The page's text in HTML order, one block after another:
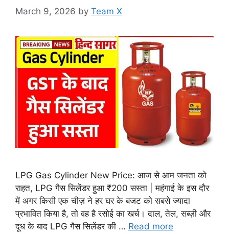
March 9, 2026 by Team X
LPG Gas Cylinder New Price: आज से आम जनता को
राहत, LPG गैस सिलेंडर हुआ ₹200 सस्ता | महंगाई के इस दौर
में अगर किसी एक चीज़ ने हर घर के बजट को सबसे ज्यादा
प्रभावित किया है, तो वह है रसोई का खर्च। दाल, तेल, सब्ज़ी और
दूध के बाद LPG गैस सिलेंडर की … Read more